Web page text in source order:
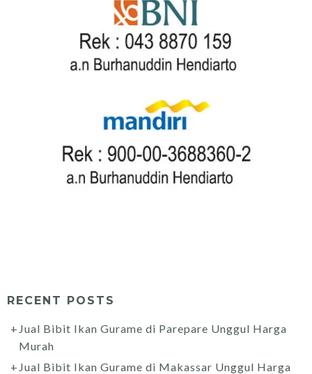
RECENT POSTS
Jual Bibit Ikan Gurame di Parepare Unggul Harga
Murah
Jual Bibit Ikan Gurame di Makassar Unggul Harga